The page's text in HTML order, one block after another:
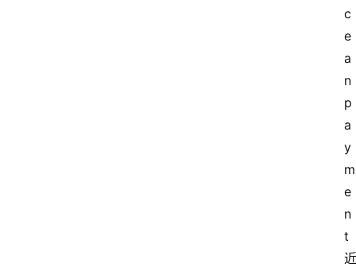
c
e
a
n
p
a
y
m
e
n
t
近